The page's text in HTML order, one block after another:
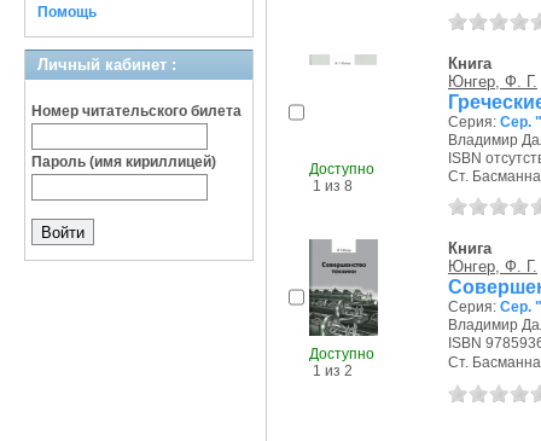
Помощь
Личный кабинет :
Номер читательского билета
Пароль (имя кириллицей)
Доступно
1 из 8
Книга
Юнгер, Ф. Г.
Серия: Сер.
Владимир
ISBN
Ст.
Доступно
1 из 2
Книга
Юнгер, Ф. Г.
Серия: Сер.
Владимир
ISBN
Ст.